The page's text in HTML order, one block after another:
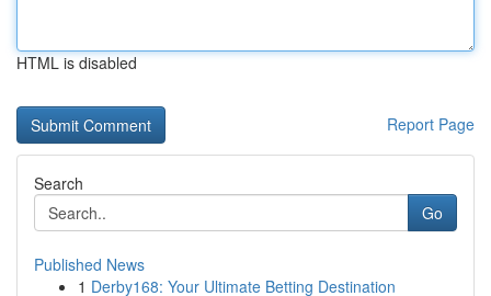
HTML is disabled
Report Page
Search
Go
Published News
1 Derby168: Your Ultimate Betting Destination